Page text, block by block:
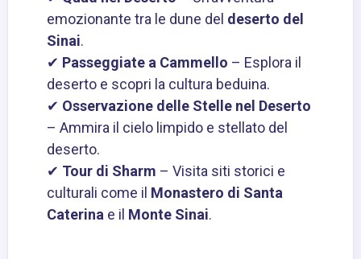
emozionante tra le dune del deserto del
Sinai.
✔ Passeggiate a Cammello – Esplora il
deserto e scopri la cultura beduina.
✔ Osservazione delle Stelle nel Deserto
– Ammira il cielo limpido e stellato del
deserto.
✔ Tour di Sharm – Visita siti storici e
culturali come il Monastero di Santa
Caterina e il Monte Sinai.